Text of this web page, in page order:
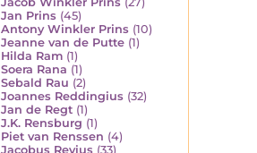
Jan Prins (45)
Antony Winkler Prins (10)
Jeanne van de Putte (1)
Hilda Ram (1)
Soera Rana (1)
Sebald Rau (2)
Joannes Reddingius (32)
Jan de Regt (1)
J.K. Rensburg (1)
Piet van Renssen (4)
Jacobus Revius (33)